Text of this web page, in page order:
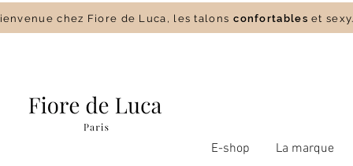
chez Fiore de Luca, les talons confortables et
E-shop La marque